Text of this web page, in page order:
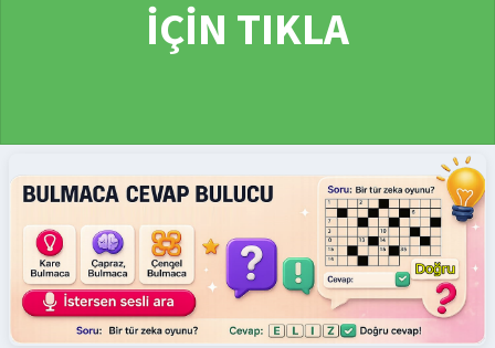
İÇİN TIKLA